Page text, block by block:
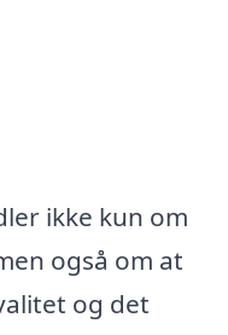
ikke kun om
også om at
og det